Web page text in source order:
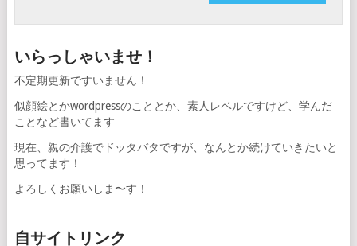
いらっしゃいませ！
不定期更新ですいません！
似顔絵とかwordpressのこととか、素人レベルですけど、学んだ
ことなど書いてます
現在、親の介護でドッタバタですが、なんとか続けていきたいと
思ってます！
よろしくお願いしま〜す！
自サイトリンク